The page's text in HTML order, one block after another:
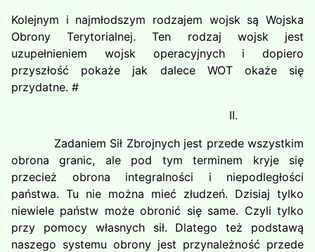
Kolejnym i najmłodszym rodzajem wojsk są Wojska
Obrony Terytorialnej. Ten rodzaj wojsk jest
uzupełnieniem wojsk operacyjnych i dopiero
przyszłość pokaże jak dalece WOT okaże się
przydatne. #
II.
Zadaniem Sił Zbrojnych jest przede wszystkim
obrona granic, ale pod tym terminem kryje się
przecież obrona integralności i niepodległości
państwa. Tu nie można mieć złudzeń. Dzisiaj tylko
niewiele państw może obronić się same. Czyli tylko
przy pomocy własnych sił. Dlatego też podstawą
naszego systemu obrony jest przynależność przede